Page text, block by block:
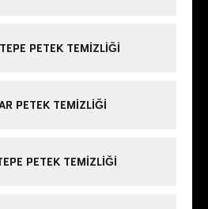
PETEK TEMIZLIĞI
PETEK TEMIZLIĞI
PETEK TEMIZLIĞI